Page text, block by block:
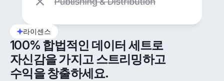
라이센스
100% 합법적인 데이터 세트로
자신감을 가지고 스트리밍하고
수익을 창출하세요.